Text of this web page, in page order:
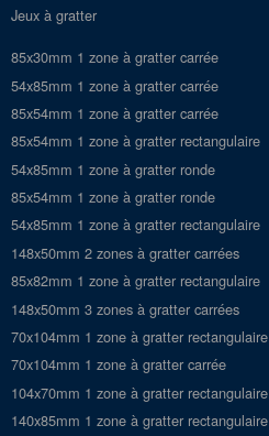
Jeux à gratter
85x30mm 1 zone à gratter carrée
54x85mm 1 zone à gratter carrée
85x54mm 1 zone à gratter carrée
85x54mm 1 zone à gratter rectangulaire
54x85mm 1 zone à gratter ronde
85x54mm 1 zone à gratter ronde
54x85mm 1 zone à gratter rectangulaire
148x50mm 2 zones à gratter carrées
85x82mm 1 zone à gratter rectangulaire
148x50mm 3 zones à gratter carrées
70x104mm 1 zone à gratter rectangulaire
70x104mm 1 zone à gratter carrée
104x70mm 1 zone à gratter rectangulaire
140x85mm 1 zone à gratter rectangulaire